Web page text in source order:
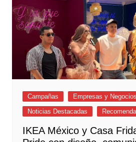
Campañas
Empresas y Negocios
Noticias Destacadas
IKEA México y Casa